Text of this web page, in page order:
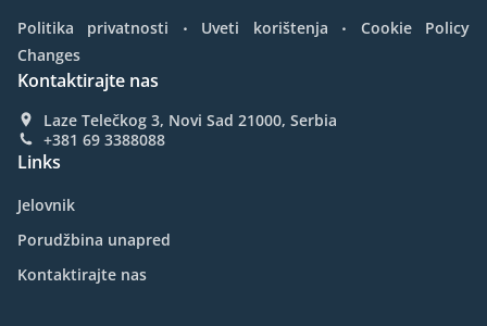
Politika privatnosti . Uveti korištenja .
Cookie Policy
Changes
Kontaktirajte nas
Laze Telečkog 3, Novi Sad 21000, Serbia
+381 69 3388088
Links
Jelovnik
Porudžbina unapred
Kontaktirajte nas